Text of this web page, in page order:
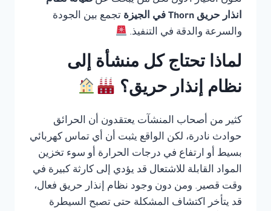
انذار حريق Thorn في الجيزة
تجمع بين الجودة
والسرعة والدقة في التنفيذ.
لماذا تحتاج كل منشأة إلى
نظام إنذار حريق؟
كثير من أصحاب المنشآت يعتقدون أن الحرائق
حوادث نادرة، لكن الواقع يثبت أن أي تماس كهربائي
بسيط أو ارتفاع في درجات الحرارة أو سوء تخزين
المواد القابلة للاشتعال قد يؤدي إلى كارثة كبيرة في
وقت قصير. ومن دون وجود نظام إنذار حريق فعال،
قد يتأخر اكتشاف المشكلة حتى تصبح السيطرة